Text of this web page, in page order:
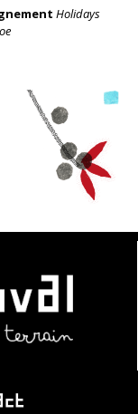
Holidays